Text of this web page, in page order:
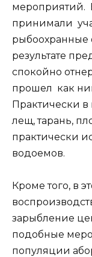
мероприятий.
принимали
рыбоохранные
результате
спокойно
прошел как
Практически
лещ, тарань,
практически
водоемов.
Кроме того, в
зарыбление
подобные
популяции